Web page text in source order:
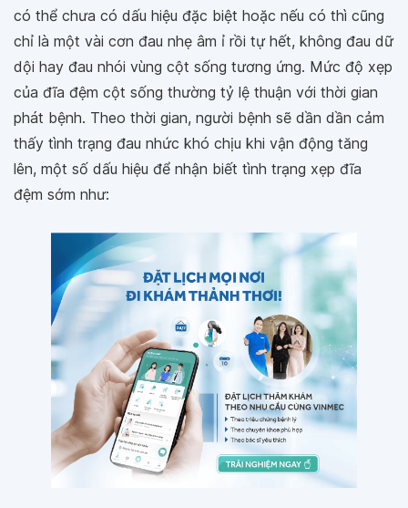
có thể chưa có dấu hiệu đặc biệt hoặc nếu có thì cũng
chỉ là một vài cơn đau nhẹ âm ỉ rồi tự hết, không đau dữ
dội hay đau nhói vùng cột sống tương ứng. Mức độ xẹp
của đĩa đệm cột sống thường tỷ lệ thuận với thời gian
phát bệnh. Theo thời gian, người bệnh sẽ dần dần cảm
thấy tình trạng đau nhức khó chịu khi vận động tăng
lên, một số dấu hiệu để nhận biết tình trạng xẹp đĩa
đệm sớm như: